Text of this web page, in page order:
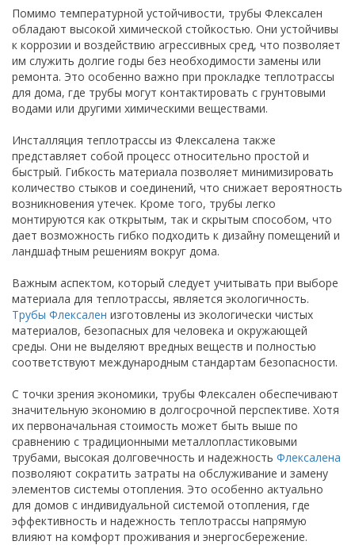
Помимо температурной устойчивости, трубы Флексален
обладают высокой химической стойкостью. Они устойчивы
к коррозии и воздействию агрессивных сред, что позволяет
им служить долгие годы без необходимости замены или
ремонта. Это особенно важно при прокладке теплотрассы
для дома, где трубы могут контактировать с грунтовыми
водами или другими химическими веществами.
Инсталляция теплотрассы из Флексалена также
представляет собой процесс относительно простой и
быстрый. Гибкость материала позволяет минимизировать
количество стыков и соединений, что снижает вероятность
возникновения утечек. Кроме того, трубы легко
монтируются как открытым, так и скрытым способом, что
дает возможность гибко подходить к дизайну помещений и
ландшафтным решениям вокруг дома.
Важным аспектом, который следует учитывать при выборе
материала для теплотрассы, является экологичность.
Трубы Флексален изготовлены из экологически чистых
материалов, безопасных для человека и окружающей
среды. Они не выделяют вредных веществ и полностью
соответствуют международным стандартам безопасности.
С точки зрения экономики, трубы Флексален обеспечивают
значительную экономию в долгосрочной перспективе. Хотя
их первоначальная стоимость может быть выше по
сравнению с традиционными металлопластиковыми
трубами, высокая долговечность и надежность Флексалена
позволяют сократить затраты на обслуживание и замену
элементов системы отопления. Это особенно актуально
для домов с индивидуальной системой отопления, где
эффективность и надежность теплотрассы напрямую
влияют на комфорт проживания и энергосбережение.